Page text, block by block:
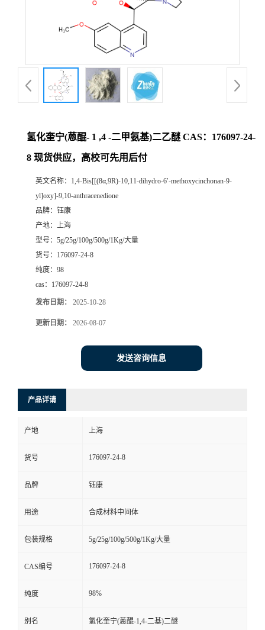
氢化奎宁(蒽醌- 1 ,4 -二甲氨基)二乙醚 CAS：176097-24-
8 现货供应，高校可先用后付
英文名称： 1,4-Bis[[(8α,9R)-10,11-dihydro-6′-methoxycinchonan-9-
yl]oxy]-9,10-anthracenedione
品牌： 钰康
产地： 上海
型号： 5g/25g/100g/500g/1Kg/大量
货号： 176097-24-8
纯度： 98
cas： 176097-24-8
发布日期： 2025-10-28
更新日期： 2026-08-07
发送咨询信息
产品详请
产地 上海
货号 176097-24-8
品牌 钰康
用途 合成材料中间体
包装规格 5g/25g/100g/500g/1Kg/大量
CAS编号 176097-24-8
纯度 98%
别名 氢化奎宁(蒽醌-1,4-二基)二醚